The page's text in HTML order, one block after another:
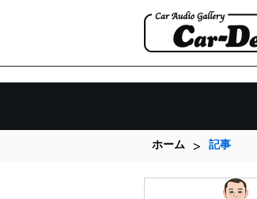
ホーム > 記事